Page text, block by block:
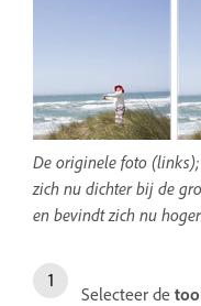
De originele foto
zich nu dichter bij de
en bevindt zich nu
Selecteer de